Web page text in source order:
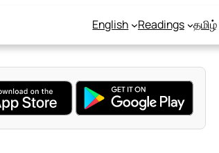
English Readings தமிழ்